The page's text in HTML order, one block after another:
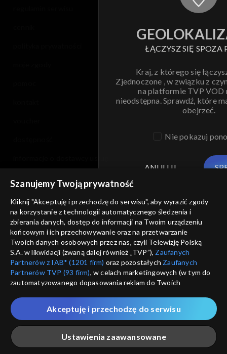
ŁĄCZYSZ SIĘ SPOZA
Kraj, z którego się
Zjednoczone , w związku z
na platformie TVP VOD
nieodstępna. Sprawdź, które
obejrzeć.
Nie pokazuj
ANULUJ
Szanujemy Twoją prywatność
Kliknij "Akceptuję i przechodzę do serwisu", aby wyrazić zgody
na korzystanie z technologii automatycznego śledzenia i
zbierania danych, dostęp do informacji na Twoim urządzeniu
końcowym i ich przechowywanie oraz na przetwarzanie
Twoich danych osobowych przez nas, czyli Telewizję Polską
S.A. w likwidacji (zwaną dalej również „TVP”), Zaufanych
Partnerów z IAB* (1201 firm) oraz pozostałych Zaufanych
Partnerów TVP (93 firm), w celach marketingowych (w tym do
zautomatyzowanego dopasowania reklam do Twoich
które wskazujemy poniżej, a także zgody na udostępnianie
przez nas identyfikatora PPID do Google.
Twoje dane osobowe zbierane podczas odwiedzania przez
Ciebie naszych
poszczególnych serwisówzwanych dalej
„Portalem”, w tym informacje zapisywane za pomocą
Ustawienia zaawansowane
Akceptuję i przechodzę do serwisu